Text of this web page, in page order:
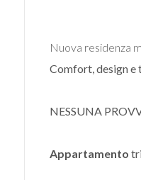
Nuova residenza
Comfort, design e
NESSUNA
Appartamento
Prezzo